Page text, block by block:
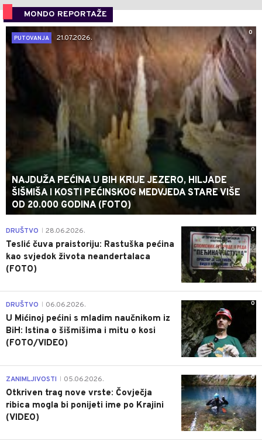
MONDO REPORTAŽE
0
PUTOVANJA
21.07.2026.
NAJDUŽA PEĆINA U BIH KRIJE JEZERO, HILJADE
ŠIŠMIŠA I KOSTI PEĆINSKOG MEDVJEDA STARE VIŠE
OD 20.000 GODINA (FOTO)
0
DRUŠTVO 28.06.2026.
Teslić čuva praistoriju: Rastuška pećina
kao svjedok života neandertalaca
(FOTO)
0
DRUŠTVO 06.06.2026.
U Mićinoj pećini s mladim naučnikom iz
BiH: Istina o šišmišima i mitu o kosi
(FOTO/VIDEO)
0
ZANIMLJIVOSTI 05.06.2026.
Otkriven trag nove vrste: Čovječja
ribica mogla bi ponijeti ime po Krajini
(VIDEO)